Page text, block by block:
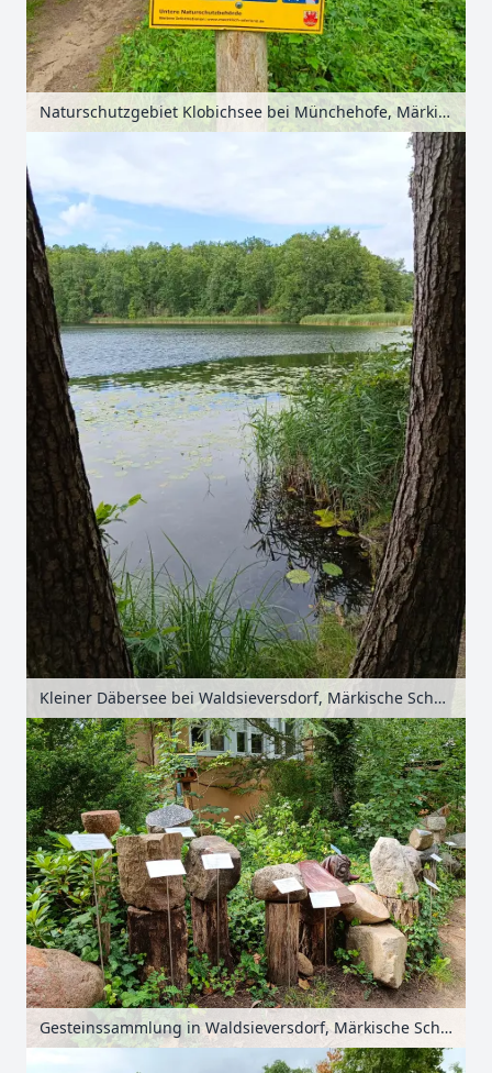
Naturschutzgebiet Klobichsee bei Münchehofe, Märkische Schweiz, Seenland Oder-Spree, Brandenburg, Deutschland
Kleiner Däbersee bei Waldsieversdorf, Märkische Schweiz, Seenland Oder-Spree, Brandenburg, Deutschland
Gesteinssammlung in Waldsieversdorf, Märkische Schweiz, Seenland Oder-Spree, Brandenburg, Deutschland